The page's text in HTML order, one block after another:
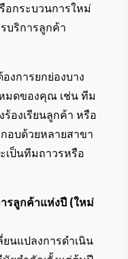
อกระบวนการใหม่
บริการลูกค้า
การยกย่องบาง
มดของคุณ เช่น ทีม
องเรียนลูกค้า หรือ
อบด้วยหลายสาขา
เป็นทีมถาวรหรือ
รลูกค้าแห่งปี (ใหม่
นแปลงการดำเนิน